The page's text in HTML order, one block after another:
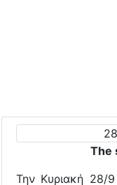
The
Την Κυριακή 28/